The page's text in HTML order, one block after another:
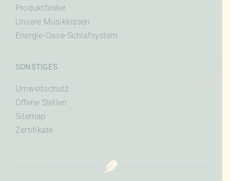
Produktfinder
Unsere Musikkissen
Energie-Oase-Schlafsystem
SONSTIGES
Umweltschutz
Offene Stellen
Sitemap
Zertifikate